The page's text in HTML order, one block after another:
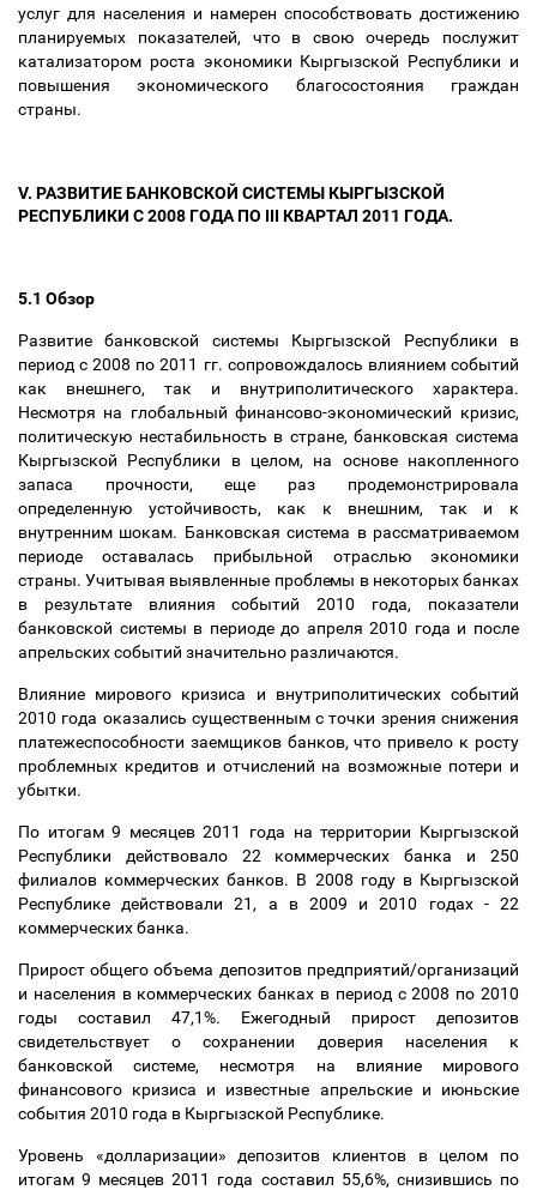
услуг для населения и намерен способствовать достижению
планируемых показателей, что в свою очередь послужит
катализатором роста экономики Кыргызской Республики и
повышения экономического благосостояния граждан
страны.
V. РАЗВИТИЕ БАНКОВСКОЙ СИСТЕМЫ КЫРГЫЗСКОЙ
РЕСПУБЛИКИ С 2008 ГОДА ПО III КВАРТАЛ 2011 ГОДА.
5.1 Обзор
Развитие банковской системы Кыргызской Республики в
период с 2008 по 2011 гг. сопровождалось влиянием событий
как внешнего, так и внутриполитического характера.
Несмотря на глобальный финансово-экономический кризис,
политическую нестабильность в стране, банковская система
Кыргызской Республики в целом, на основе накопленного
запаса прочности, еще раз продемонстрировала
определенную устойчивость, как к внешним, так и к
внутренним шокам. Банковская система в рассматриваемом
периоде оставалась прибыльной отраслью экономики
страны. Учитывая выявленные проблемы в некоторых банках
в результате влияния событий 2010 года, показатели
банковской системы в периоде до апреля 2010 года и после
апрельских событий значительно различаются.
Влияние мирового кризиса и внутриполитических событий
2010 года оказались существенным с точки зрения снижения
платежеспособности заемщиков банков, что привело к росту
проблемных кредитов и отчислений на возможные потери и
убытки.
По итогам 9 месяцев 2011 года на территории Кыргызской
Республики действовало 22 коммерческих банка и 250
филиалов коммерческих банков. В 2008 году в Кыргызской
Республике действовали 21, а в 2009 и 2010 годах - 22
коммерческих банка.
Прирост общего объема депозитов предприятий/организаций
и населения в коммерческих банках в период с 2008 по 2010
годы составил 47,1%. Ежегодный прирост депозитов
свидетельствует о сохранении доверия населения к
банковской системе, несмотря на влияние мирового
финансового кризиса и известные апрельские и июньские
события 2010 года в Кыргызской Республике.
Уровень «долларизации» депозитов клиентов в целом по
итогам 9 месяцев 2011 года составил 55,6%, снизившись по